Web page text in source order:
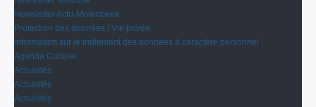
Newsletter Actu-Molenbeek
Protection des données / Vie privée
Information sur le traitement des données à caractère personnel
Agenda Culturel
Actualités
Actualités
Actualités